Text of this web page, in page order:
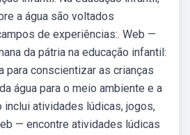
a água são voltados
de experiências:. Web —
da pátria na educação infantil:
para conscientizar as crianças
água para o meio ambiente e a
inclui atividades lúdicas, jogos,
— encontre atividades lúdicas